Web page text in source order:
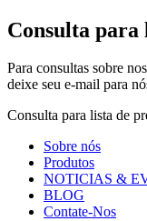
Consulta para
Para consultas sobre
deixe seu e-mail para
Consulta para lista de
Sobre nós
Produtos
NOTICIAS &
BLOG
Contate-Nos